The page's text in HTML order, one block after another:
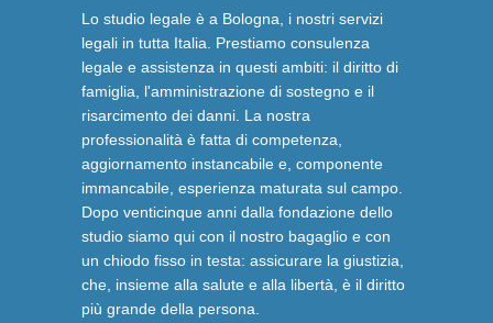
Lo studio legale è a Bologna, i nostri servizi
legali in tutta Italia. Prestiamo consulenza
legale e assistenza in questi ambiti: il diritto di
famiglia, l'amministrazione di sostegno e il
risarcimento dei danni. La nostra
professionalità è fatta di competenza,
aggiornamento instancabile e, componente
immancabile, esperienza maturata sul campo.
Dopo venticinque anni dalla fondazione dello
studio siamo qui con il nostro bagaglio e con
un chiodo fisso in testa: assicurare la giustizia,
che, insieme alla salute e alla libertà, è il diritto
più grande della persona.